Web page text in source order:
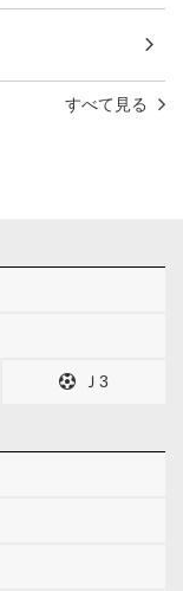
すべて見る
Ｊ3